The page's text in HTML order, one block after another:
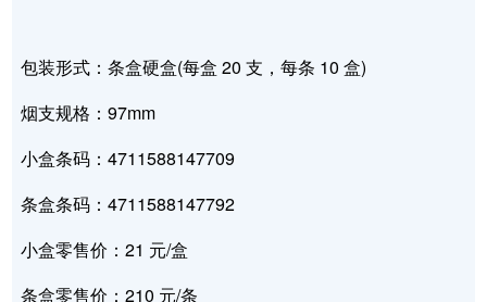
包装形式：条盒硬盒(每盒 20 支，每条 10 盒)
烟支规格：97mm
小盒条码：4711588147709
条盒条码：4711588147792
小盒零售价：21 元/盒
条盒零售价：210 元/条